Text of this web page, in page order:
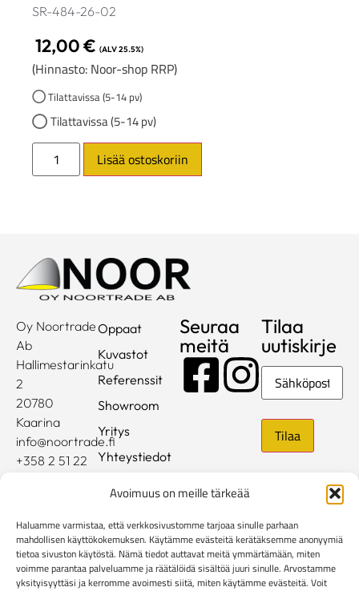
Avoimuus on meille tärkeää
Haluamme varmistaa, että verkkosivustomme tarjoaa sinulle parhaan
mahdollisen käyttökokemuksen. Käytämme evästeitä kerätäksemme anonyymiä
tietoa sivuston käytöstä. Nämä tiedot auttavat meitä ymmärtämään, miten
voimme parantaa palveluamme ja räätälöidä sisältöä juuri sinulle. Arvostamme
yksityisyyttäsi ja kerromme avoimesti siitä, miten käytämme evästeitä. Voit
SR-484-26-02
12,00€ (ALV 25.5%)
(Hinnasto: Noor-shop RRP)
Tilattavissa (5-14 pv)
Tilattavissa (5-14 pv)
Lisää ostoskoriin
Oy Noortrade
Ab
Hallimestarinkatu
2
20780
Kaarina
info@noortrade.fi
+358 2 51 22
Oppaat
Kuvastot
Referenssit
Showroom
Yritys
Yhteystiedot
Mediapankki
Seuraa
meitä
Tilaa
uutiskirje
Sähköposti
Rekisteri- ja tietosuojaseloste